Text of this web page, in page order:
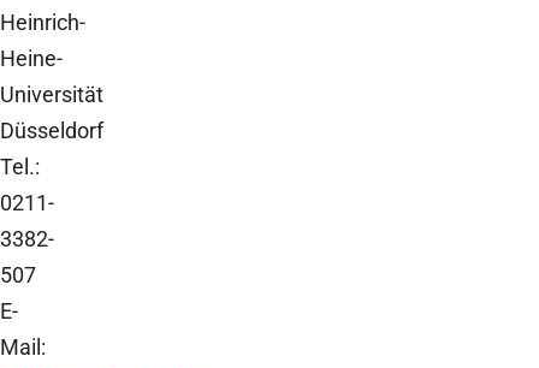
Heinrich-
Heine-
Universität
Düsseldorf
Tel.:
0211-
3382-
507
E-
Mail: